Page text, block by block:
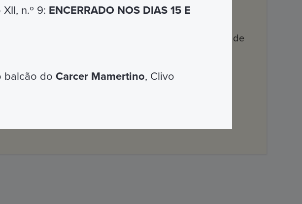
lugares que tornaram a cidade imortal, observando-a de
entre as maravilhas de Roma!
n.º 9: ENCERRADO NOS DIAS 15 E
balcão do Carcer Mamertino, Clivo